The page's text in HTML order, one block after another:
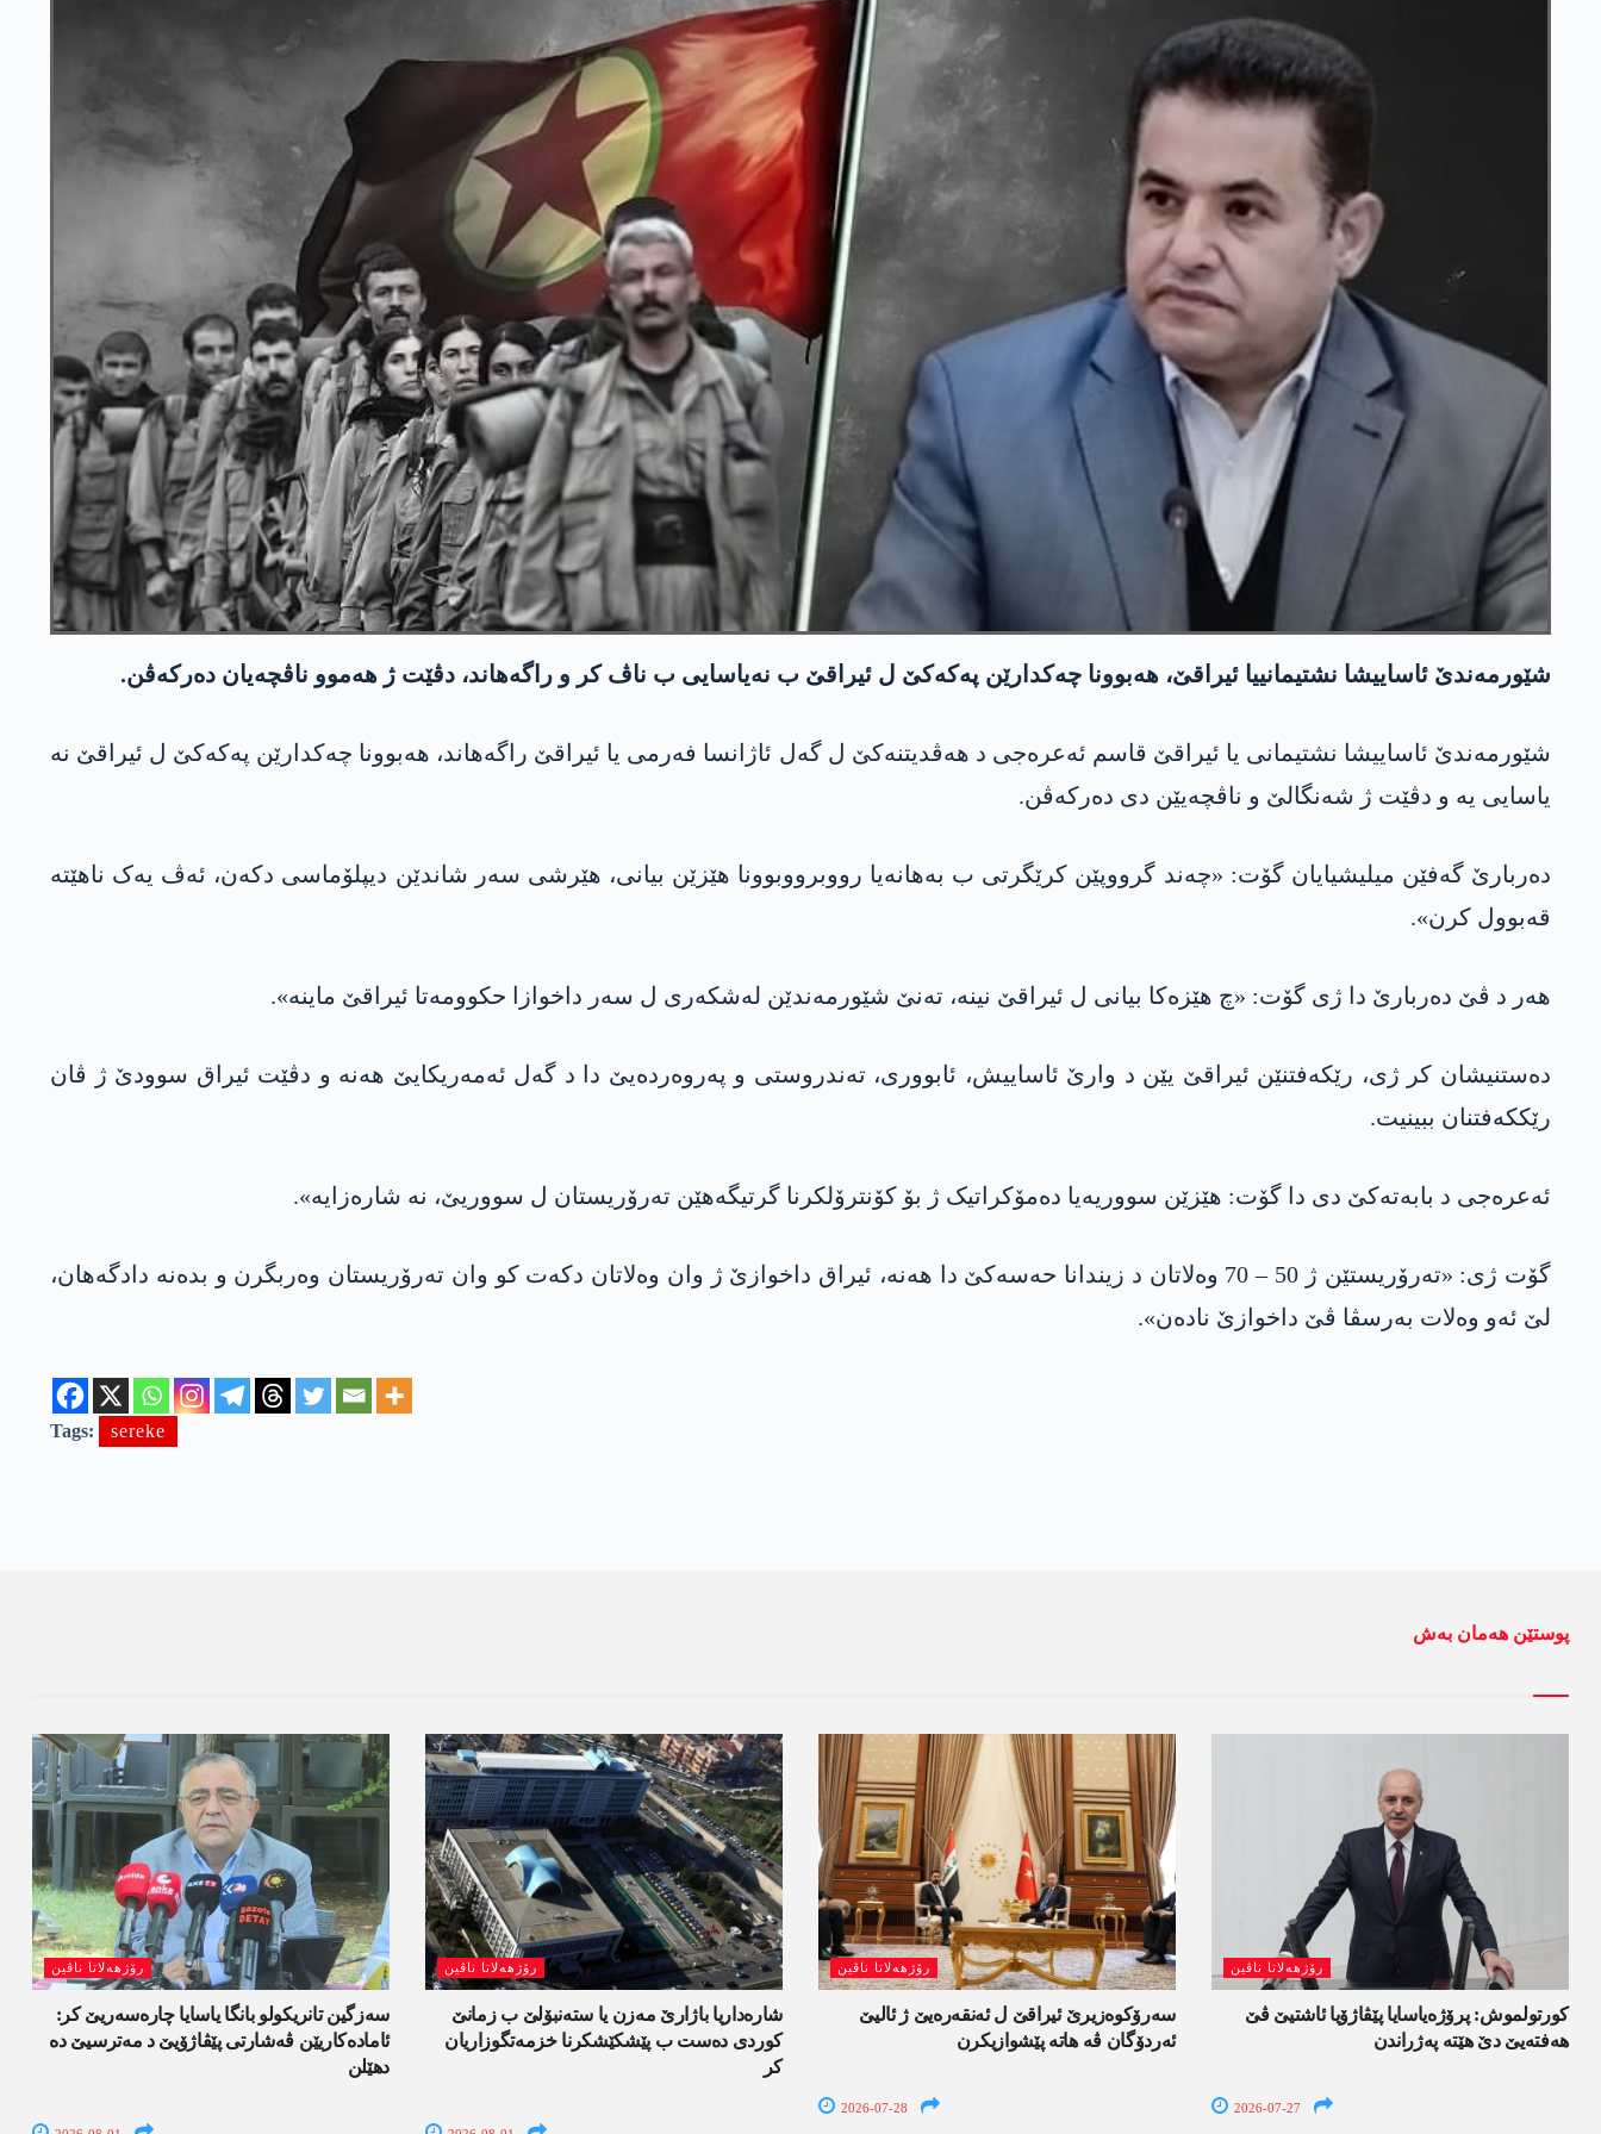
شێورمەندێ ئاساییشا نشتیمانییا ئیراقێ، هەبوونا چەکدارێن په‌كه‌كێ ل ئیراقێ ب نەیاسایی ب ناڤ کر و راگه‌هاند، دڤێت ژ هەموو ناڤچەیان دەرکەڤن.
شێورمەندێ ئاساییشا نشتیمانی یا ئیراقێ قاسم ئه‌عره‌جی د هەڤدیتنەکێ ل گەل ئاژانسا فەرمی یا ئیراقێ راگه‌هاند، هەبوونا چەکدارێن په‌كه‌كێ ل ئیراقێ نە
یاسایی یە و دڤێت ژ شه‌نگالێ و ناڤچەیێن دی دەرکەڤن.
دەربارێ گەفێن میلیشیایان گۆت: «چەند گرووپێن کرێگرتی ب به‌هانەیا رووبرووبوونا هێزێن بیانی، هێرشی سەر شاندێن دیپلۆماسی دکه‌ن‌، ئەڤ یەک ناهێته‌
قەبوول کرن».
هەر د ڤێ دەربارێ دا ژی گۆت: «چ هێزەکا بیانی ل ئیراقێ نینه‌، تەنێ شێورمەندێن لەشکەری ل سەر داخوازا حکوومەتا ئیراقێ ماینە».
دەستنیشان کر ژی، رێکەفتنێن ئیراقێ یێن د وارێ ئاساییش، ئابووری، تەندروستی و پەروەردەیێ دا د گه‌ل ئه‌مەریکایێ هەنە و دڤێت ئیراق سوودێ ژ ڤان
رێکكەفتنان ببینیت.
ئه‌عره‌جی د بابەتەکێ دی دا گۆت: هێزێن سووریەیا دەمۆکراتیک ژ بۆ کۆنترۆلکرنا گرتیگەهێن تەرۆریستان ل سووریێ، نە شارەزایە».
گۆت ژی: «تەرۆریستێن ژ 50 – 70 وەلاتان د زیندانا حەسەکێ دا هەنە، ئیراق داخوازێ ژ وان وەلاتان دکەت کو وان تەرۆریستان وەربگرن و بده‌نه‌ دادگەهان،
لێ ئەو وەلات بەرسڤا ڤێ داخوازێ ناده‌ن».
Tags: sereke
پوستێن ھەمان بەش
رۆژھەلاتا ناڤین
سەزگین تانریکولو بانگا یاسایا چارەسەریێ کر:
ئامادەکاریێن ڤەشارتی پێڤاژۆیێ د مەترسیێ دە
دھێلن
رۆژھەلاتا ناڤین
شارەداریا باژارێ مەزن یا ستەنبۆلێ ب زمانێ
کوردی دەست ب پێشکێشکرنا خزمەتگوزاریان
کر
رۆژھەلاتا ناڤین
سەرۆکوەزیرێ ئیراقێ ل ئەنقەرەیێ ژ ئالیێ
ئەردۆگان ڤە ھاتە پێشوازیکرن
2026-07-28
رۆژھەلاتا ناڤین
کورتولموش: پرۆژەیاسایا پێڤاژۆیا ئاشتیێ ڤێ
ھەفتەیێ دێ هێتە پەژراندن
2026-07-27